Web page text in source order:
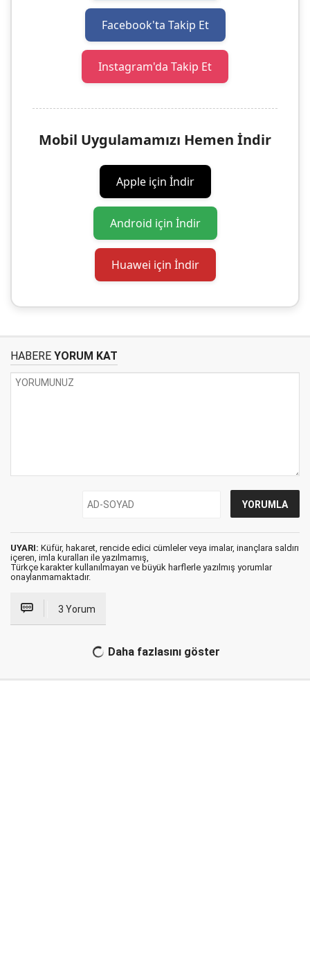
Facebook'ta Takip Et
Instagram'da Takip Et
Mobil Uygulamamızı Hemen İndir
Apple için İndir
Android için İndir
Huawei için İndir
HABERE YORUM KAT
UYARI: Küfür, hakaret, rencide edici cümleler veya imalar, inançlara saldırı
içeren, imla kuralları ile yazılmamış,
Türkçe karakter kullanılmayan ve büyük harflerle yazılmış yorumlar
onaylanmamaktadır.
3 Yorum
Daha fazlasını göster